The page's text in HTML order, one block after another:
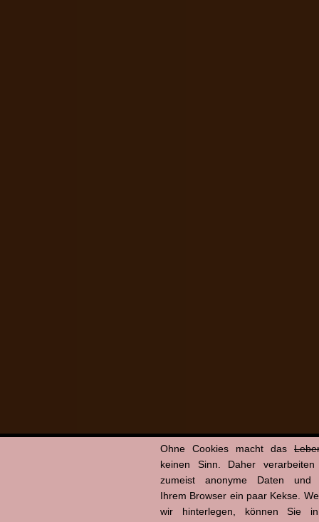
Ohne Cookies macht das
keinen Sinn. Daher
zumeist anonyme Daten und
Ihrem Browser ein paar Kekse.
wir hinterlegen, können Sie